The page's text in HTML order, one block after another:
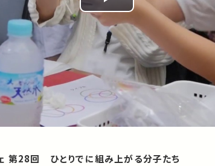
Play
Video
第28回 ひとりでに組み上がる分子たち